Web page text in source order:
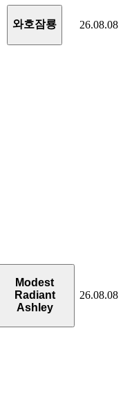
와호잠룡 26.08.08
Modest
Radiant
Ashley
26.08.08